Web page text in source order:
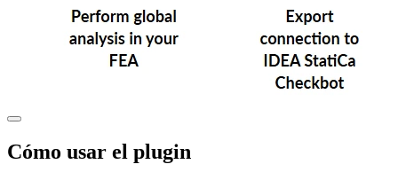
Cómo usar el plugin